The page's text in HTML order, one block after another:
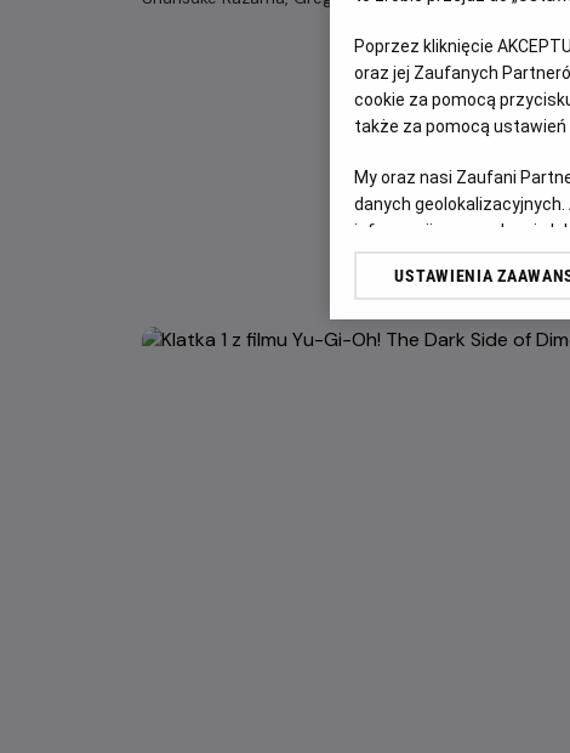
Poprzez kliknięcie
oraz jej Zaufanych
cookie za pomocą
także za pomocą ustawień
My oraz nasi Zaufani
danych
informacji na urządzeniu
odbiorców i ulepszanie
USTAWIENIA